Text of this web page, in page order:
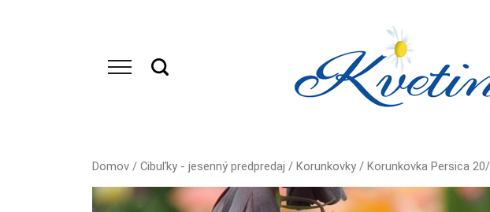
Domov / Cibuľky - jesenný predpredaj / Korunkovky / Korunkovka Persica